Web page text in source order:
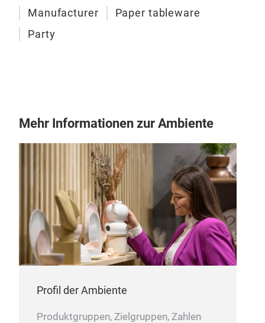
Manufacturer
Paper tableware
Party
Mehr Informationen zur Ambiente
Profil der Ambiente
Produktgruppen, Zielgruppen, Zahlen